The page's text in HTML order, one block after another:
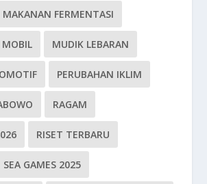
MAKANAN FERMENTASI
MOBIL MUDIK LEBARAN
PERUBAHAN IKLIM
RAGAM
RISET TERBARU
SEA GAMES 2025